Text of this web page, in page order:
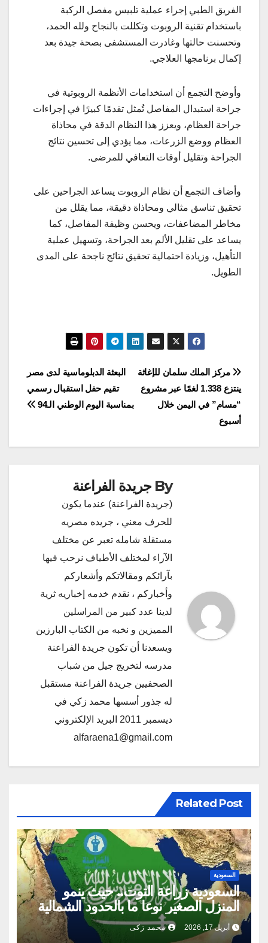
الفريق الطبي إجراء عملية تلبيس مفصل الركبة
باستخدام تقنية الروبوت وتكللت بالنجاح ولله الحمد،
وتحسنت حالتها وغادرت المستشفى بصحة جيدة بعد
إكمال برنامجها العلاجي.
وأوضح التجمع أن استخدامات الأنظمة الروبوتية في
جراحة استبدال المفاصل تُمثل تقدمًا كبيرًا في إجراءات
جراحة العظام، ويعزز هذا النظام الدقة في محاذاة
العظام ووضع الزرعات، مما يؤدي إلى تحسين نتائج
الجراحة وتقليل أوقات التعافي للمرضى.
وأضاف التجمع أن نظام الروبوت يساعد الجراحين على
تحقيق تناسق مثالي ومحاذاة دقيقة، مما يقلل من
مخاطر المضاعفات، ويحسن وظيفة المفاصل، كما
يساعد على تقليل الألم بعد الجراحة، وتسهيل عملية
التأهيل، وزيادة احتمالية تحقيق نتائج ناجحة على المدى
الطويل.
تصفّح
المقالات
البعثة الدبلوماسية لدى مصر
تقيم حفل استقبال رسمي
بمناسبة اليوم الوطني الـ94
مركز الملك سلمان للإغاثة
ينتزع 1.338 لغمًا عبر مشروع
“مسام” في اليمن خلال
أسبوع
By جريدة الفراعنة
(جريدة الفراعنة) عندما يكون
للحرف معني ، جريده مصريه
مستقلة شامله تعبر عن مختلف
الآراء لمختلف الأطياف نرحب فيها
بآرائكم ومقالاتكم وأشعاركم
وأخباركم ، نقدم خدمه إخباريه ثرية
لدينا عدد كبير من المراسلين
المميزين و نخبه من الكتاب البارزين
ويسعدنا أن تكون جريدة الفراعنة
مدرسه لتخريج جيل من شباب
الصحفيين جريدة الفراعنة مستقبل
له جذور أسسها محمد زكي في
ديسمبر 2011 البريد الإلكتروني
alfaraena1@gmail.com
Related Post
السعودية
السعودية زراعة التوت.. حيث ينمو
المنزل الصغير نوعا ما بالحدود الشمالية
أبريل 17, 2026 محمد زكى